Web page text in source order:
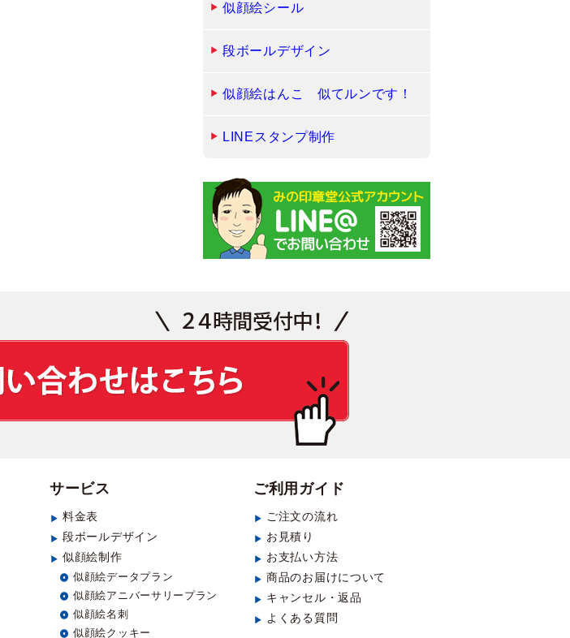
似顔絵シール
段ボールデザイン
似顔絵はんこ 似てルンです！
LINEスタンプ制作
サービス
料金表
段ボールデザイン
似顔絵制作
似顔絵データプラン
似顔絵アニバーサリープラン
似顔絵名刺
似顔絵クッキー
ご利用ガイド
ご注文の流れ
お見積り
お支払い方法
商品のお届けについて
キャンセル・返品
よくある質問